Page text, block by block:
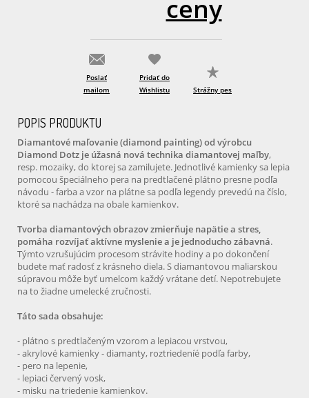
ceny
Poslať
mailom
Pridať do
Wishlistu
Strážny pes
POPIS PRODUKTU
Diamantové maľovanie (diamond painting) od výrobcu
Diamond Dotz je úžasná nová technika diamantovej maľby,
resp. mozaiky, do ktorej sa zamilujete. Jednotlivé kamienky sa lepia
pomocou špeciálneho pera na predtlačené plátno presne podľa
návodu - farba a vzor na plátne sa podľa legendy prevedú na číslo,
ktoré sa nachádza na obale kamienkov.
Tvorba diamantových obrazov zmierňuje napätie a stres,
pomáha rozvíjať aktívne myslenie a je jednoducho zábavná.
Týmto vzrušujúcim procesom strávite hodiny a po dokončení
budete mať radosť z krásneho diela. S diamantovou maliarskou
súpravou môže byť umelcom každý vrátane detí. Nepotrebujete
na to žiadne umelecké zručnosti.
Táto sada obsahuje:
- plátno s predtlačeným vzorom a lepiacou vrstvou,
- akrylové kamienky - diamanty, roztriedeníé podľa farby,
- pero na lepenie,
- lepiaci červený vosk,
- misku na triedenie kamienkov.